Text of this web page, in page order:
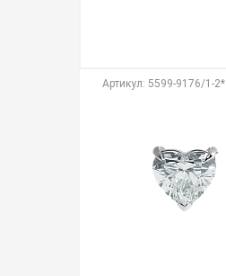
Aртикул: 5599-9176/1-2*